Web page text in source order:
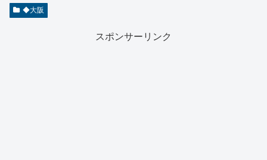
◆大阪
スポンサーリンク